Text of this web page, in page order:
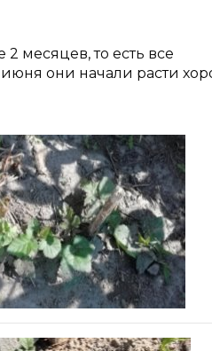
месяцев, то есть все
они начали расти